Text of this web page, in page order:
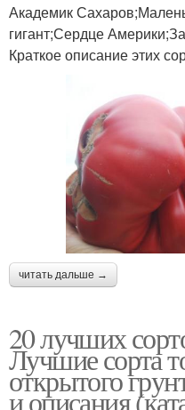
Академик
гигант;Сердце
Краткое описание этих
читать дальше →
20 лучших
Лучшие сорта
открытого
и описания